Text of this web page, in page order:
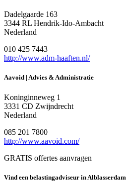
Dadelgaarde 163
3344 RL Hendrik-Ido-Ambacht
Nederland
010 425 7443
http://www.adm-haaften.nl/
Aavoid | Advies & Administratie
Koninginneweg 1
3331 CD Zwijndrecht
Nederland
085 201 7800
http://www.aavoid.com/
GRATIS offertes aanvragen
Vind een belastingadviseur in Alblasserdam